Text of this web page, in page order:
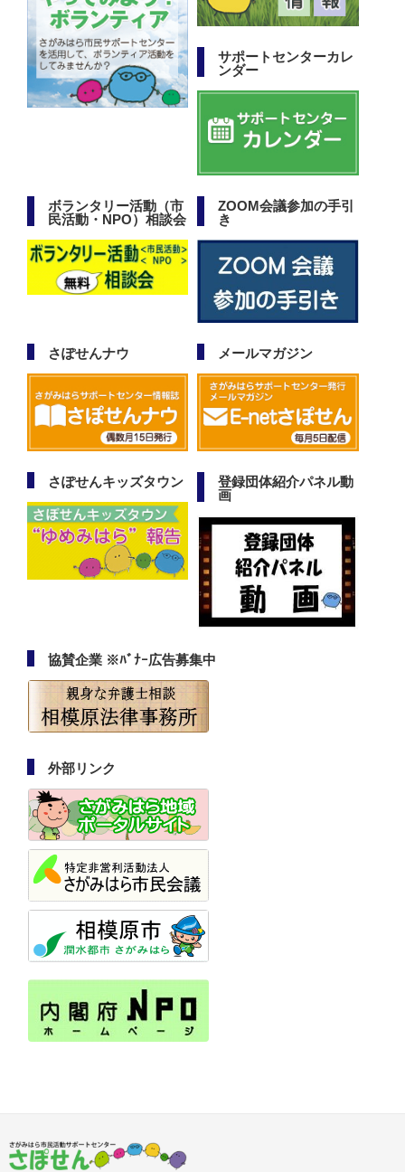
サポートセンターカレ
ンダー
ボランタリー活動（市
民活動・NPO）相談会
ZOOM会議参加の手引
き
さぽせんナウ メールマガジン
さぽせんキッズタウン
登録団体紹介パネル動
画
協賛企業 ※ﾊﾞﾅｰ広告募集中
外部リンク